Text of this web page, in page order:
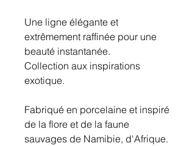
Une ligne élégante et
extrêmement raffinée pour une
beauté instantanée.
Collection aux inspirations
exotique.
Fabriqué en porcelaine et inspiré
de la flore et de la faune
sauvages de Namibie, d'Afrique.